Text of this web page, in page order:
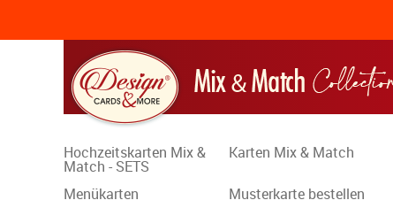
Hochzeitskarten Mix &
Match - SETS
Karten Mix & Match
Menükarten Musterkarte bestellen